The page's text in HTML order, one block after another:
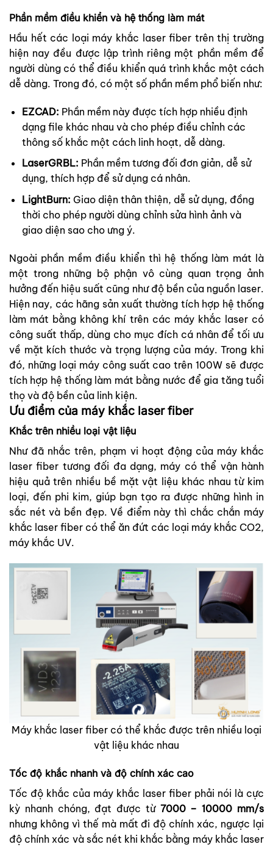
Phần mềm điều khiển và hệ thống làm mát
Hầu hết các loại máy khắc laser fiber trên thị trường
hiện nay đều được lập trình riêng một phần mềm để
người dùng có thể điều khiển quá trình khắc một cách
dễ dàng. Trong đó, có một số phần mềm phổ biến như:
EZCAD: Phần mềm này được tích hợp nhiều định
dạng file khác nhau và cho phép điều chỉnh các
thông số khắc một cách linh hoạt, dễ dàng.
LaserGRBL: Phần mềm tương đối đơn giản, dễ sử
dụng, thích hợp để sử dụng cá nhân.
LightBurn: Giao diện thân thiện, dễ sử dụng, đồng
thời cho phép người dùng chỉnh sửa hình ảnh và
giao diện sao cho ưng ý.
Ngoài phần mềm điều khiển thì hệ thống làm mát là
một trong những bộ phận vô cùng quan trọng ảnh
hưởng đến hiệu suất cũng như độ bền của nguồn laser.
Hiện nay, các hãng sản xuất thường tích hợp hệ thống
làm mát bằng không khí trên các máy khắc laser có
công suất thấp, dùng cho mục đích cá nhân để tối ưu
về mặt kích thước và trọng lượng của máy. Trong khi
đó, những loại máy công suất cao trên 100W sẽ được
tích hợp hệ thống làm mát bằng nước để gia tăng tuổi
thọ và độ bền của linh kiện.
Ưu điểm của máy khắc laser fiber
Khắc trên nhiều loại vật liệu
Như đã nhắc trên, phạm vi hoạt động của máy khắc
laser fiber tương đối đa dạng, máy có thể vận hành
hiệu quả trên nhiều bề mặt vật liệu khác nhau từ kim
loại, đến phi kim, giúp bạn tạo ra được những hình in
sắc nét và bền đẹp. Về điểm này thì chắc chắn máy
khắc laser fiber có thể ăn đứt các loại máy khắc CO2,
máy khắc UV.
Máy khắc laser fiber có thể khắc được trên nhiều loại
vật liệu khác nhau
Tốc độ khắc nhanh và độ chính xác cao
Tốc độ khắc của máy khắc laser fiber phải nói là cực
kỳ nhanh chóng, đạt được từ 7000 – 10000 mm/s
nhưng không vì thế mà mất đi độ chính xác, ngược lại
độ chính xác và sắc nét khi khắc bằng máy khắc laser